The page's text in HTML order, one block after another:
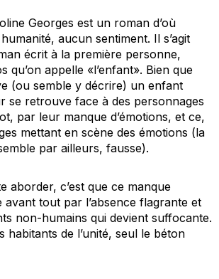
Georges est un roman d’où
aucun sentiment. Il s’agit
écrit à la première personne,
qu’on appelle «l’enfant». Bien que
(ou semble y décrire) un enfant
se retrouve face à des personnages
par leur manque d’émotions, et ce,
mettant en scène des émotions (la
par ailleurs, fausse).
aborder, c’est que ce manque
avant tout par l’absence flagrante et
non-humains qui devient suffocante.
habitants de l’unité, seul le béton